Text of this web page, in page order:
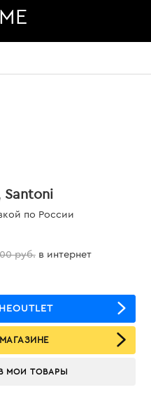
Santoni
по России
руб. в интернет
МОИ ТОВАРЫ